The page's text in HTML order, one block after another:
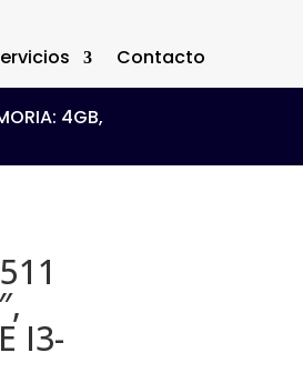
Contacto
4GB,
I3-